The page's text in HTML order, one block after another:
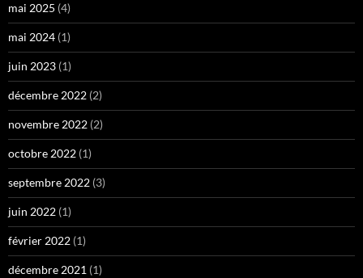
mai 2025 (4)
mai 2024 (1)
juin 2023 (1)
décembre 2022 (2)
novembre 2022 (2)
octobre 2022 (1)
septembre 2022 (3)
juin 2022 (1)
février 2022 (1)
décembre 2021 (1)